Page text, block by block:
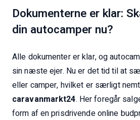
Dokumenterne er klar:
din autocamper nu?
Alle dokumenter er klar, og
sin næste ejer. Nu er det tid til at
eller camper, hvilket er særligt
caravanmarkt24. Her foregår
form af en prisdrivende online